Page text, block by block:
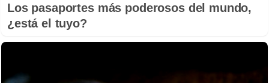
Los pasaportes más poderosos del mundo,
¿está el tuyo?